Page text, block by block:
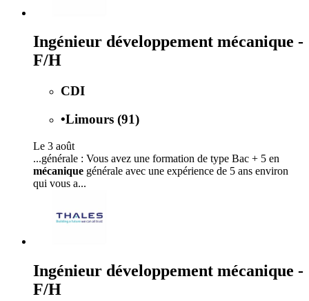
Ingénieur développement mécanique -
F/H
CDI
•Limours (91)
Le 3 août
...générale : Vous avez une formation de type Bac + 5 en
mécanique générale avec une expérience de 5 ans environ
qui vous a...
Ingénieur développement mécanique -
F/H